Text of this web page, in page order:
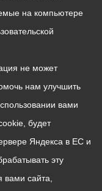
на компьютере
не может
нам улучшить
вами
будет
Яндекса в ЕС и
эту
сайта,